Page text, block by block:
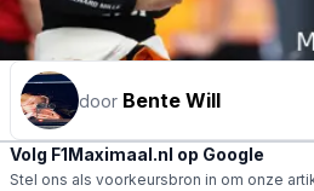
door Bente Will
Volg F1Maximaal.nl op Google
Stel ons als voorkeursbron in om onze